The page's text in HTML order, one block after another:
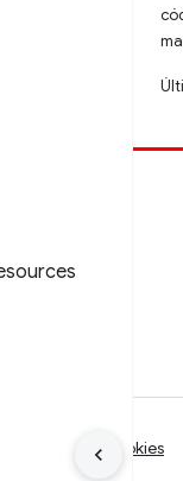
Manage cookies